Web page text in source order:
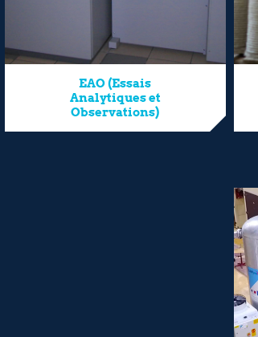
EAO (Essais
Analytiques et
Observations)